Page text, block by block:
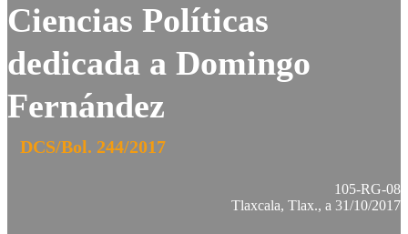
Ciencias Políticas
dedicada a Domingo
Fernández
DCS/Bol. 244/2017
105-RG-08
Tlaxcala, Tlax., a 31/10/2017